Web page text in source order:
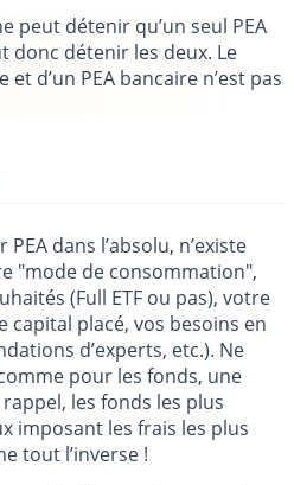
peut détenir qu’un seul PEA
donc détenir les deux. Le
et d’un PEA bancaire n’est pas
PEA dans l’absolu, n’existe
"mode de consommation",
(Full ETF ou pas), votre
capital placé, vos besoins en
d’experts, etc.). Ne
pour les fonds, une
les fonds les plus
imposant les frais les plus
tout l’inverse !